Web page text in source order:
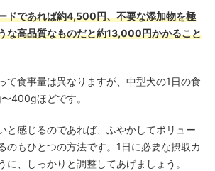
ドであれば約4,500円、不要な添加物を極
な高品質なものだと約13,000円かかること
て食事量は異なりますが、中型犬の1日の食
400gほどです。
と感じるのであれば、ふやかしてボリュー
のもひとつの方法です。1日に必要な摂取カ
に、しっかりと調整してあげましょう。